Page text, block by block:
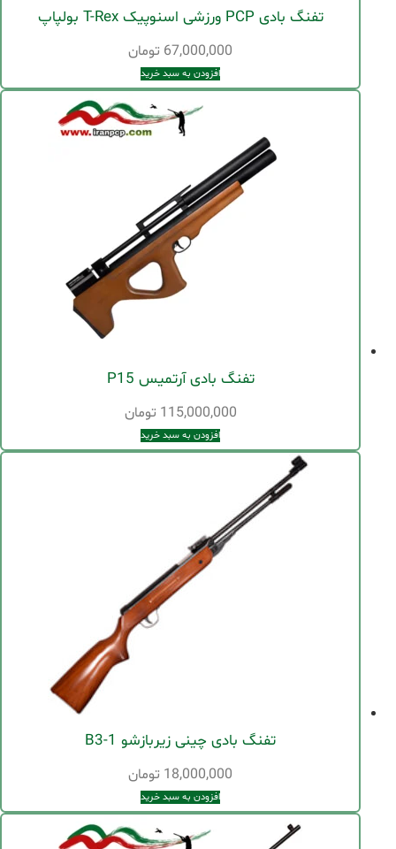
تفنگ بادی PCP ورزشی اسنوپیک T-Rex بولپاپ
67,000,000 تومان
افزودن به سبد خرید
تفنگ بادی آرتمیس P15
115,000,000 تومان
افزودن به سبد خرید
تفنگ بادی چینی زیربازشو B3-1
18,000,000 تومان
افزودن به سبد خرید